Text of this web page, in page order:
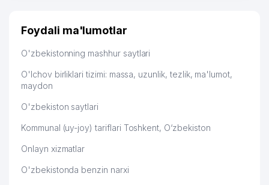
Foydali ma'lumotlar
O'zbekistonning mashhur saytlari
O'lchov birliklari tizimi: massa, uzunlik, tezlik, ma'lumot,
maydon
O'zbekiston saytlari
Kommunal (uy-joy) tariflari Toshkent, O‘zbekiston
Onlayn xizmatlar
O'zbekistonda benzin narxi